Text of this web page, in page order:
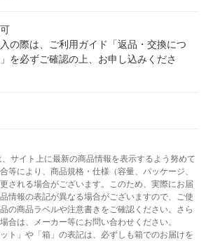
の際は、ご利用ガイド「返品・交換につ
を必ずご確認の上、お申し込みくださ
サイト上に最新の商品情報を表示するよう努めて
等により、商品規格・仕様（容量、パッケージ、
される場合がございます。このため、実際にお届
情報の表記が異なる場合がございますので、ご使
の商品ラベルや注意書きをご確認ください。さら
合は、メーカー等にお問い合わせください。
ト」や「箱」の表記は、必ずしも箱でのお届けを